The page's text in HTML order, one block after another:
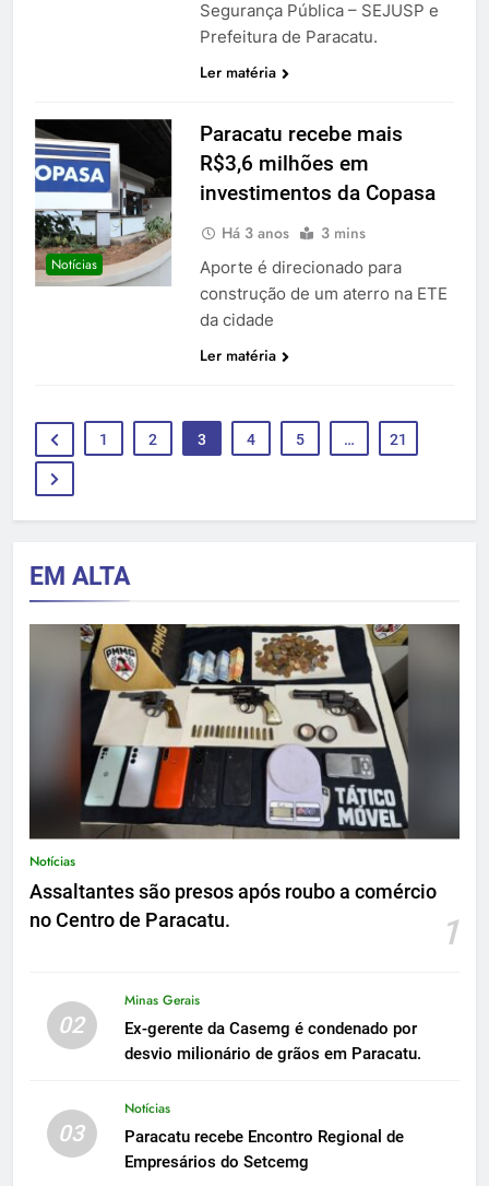
Segurança Pública – SEJUSP e
Prefeitura de Paracatu.
Ler matéria
Notícias
Paracatu recebe mais
R$3,6 milhões em
investimentos da Copasa
Há 3 anos 3 mins
Aporte é direcionado para
construção de um aterro na ETE
da cidade
Ler matéria
1 2 3 4 5 … 21
EM ALTA
Notícias
Assaltantes são presos após roubo a comércio
no Centro de Paracatu.
1
02
Minas Gerais
Ex-gerente da Casemg é condenado por
desvio milionário de grãos em Paracatu.
03
Notícias
Paracatu recebe Encontro Regional de
Empresários do Setcemg